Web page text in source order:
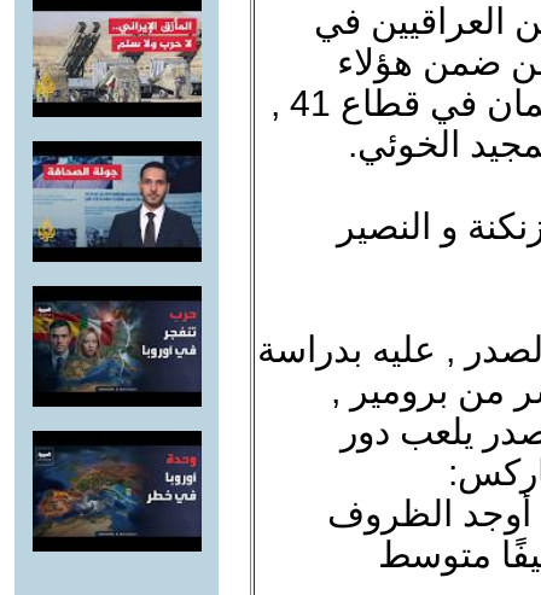
العراقيين في
ضمن هؤلاء
اخوان الشهيد الشيوعي على سلمان في قطاع 41 ,
الخوئي.
و النصير
, عليه بدراسة
من برومير ,
يلعب دور
أوجد الظروف
متوسط